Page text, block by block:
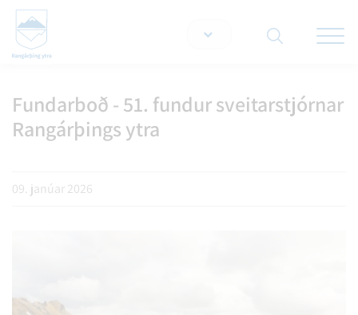
Fundarboð - 51. fundur sveitarstjórnar
Rangárþings ytra
09. janúar 2026
Leita á vef